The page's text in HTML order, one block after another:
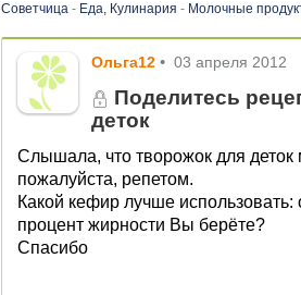
Советчица - Еда, Кулинария - Молочные
Ольга12 • 03 апреля 2012
Поделитесь
деток
Слышала, что творожок для деток
пожалуйста, репетом.
Какой кефир лучше
процент жирности Вы берёте?
Спасибо